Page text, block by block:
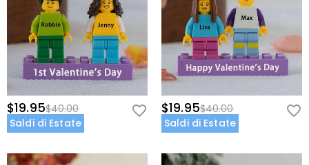
$19.95$40.00
Saldi di Estate
$19.95$40.00
Saldi di Estate